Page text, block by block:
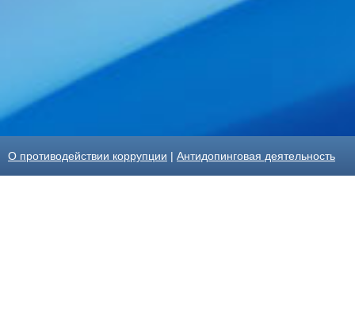
О противодействии коррупции | Антидопинговая деятельность